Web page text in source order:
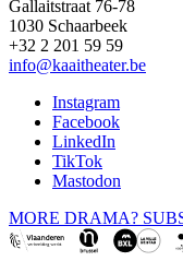
Gallaitstraat 76-78
1030 Schaarbeek
+32 2 201 59 59
info@kaaitheater.be
Instagram
Facebook
LinkedIn
TikTok
Mastodon
MORE DRAMA?